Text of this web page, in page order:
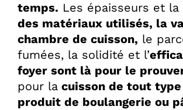
temps. Les épaisseurs et la
des matériaux utilisés, la
chambre de cuisson, le
fumées, la solidité et l’
foyer sont là pour le
pour lacuisson de tout type
produit de boulangerie ou